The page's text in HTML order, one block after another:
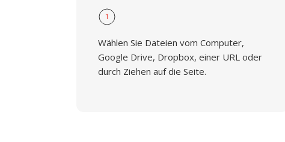
1
Wählen Sie Dateien vom Computer,
Google Drive, Dropbox, einer URL oder
durch Ziehen auf die Seite.